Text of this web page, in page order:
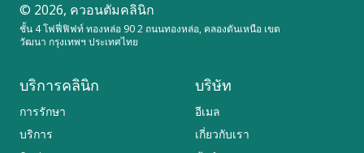
© 2026, ควอนตัมคลินิก
ชั้น 4 โฟฟี่ฟิฟท์ ทองหล่อ 90 2 ถนนทองหล่อ, คลองตันเหนือ เขต
วัฒนา กรุงเทพฯ ประเทศไทย
บริการคลินิก
การรักษา
บริการ
บริษัท
อีเมล
เกี่ยวกับเรา